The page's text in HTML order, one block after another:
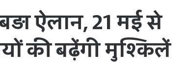
बड़ा ऐलान, 21 मई से
की बढ़ेंगी मुश्किलें